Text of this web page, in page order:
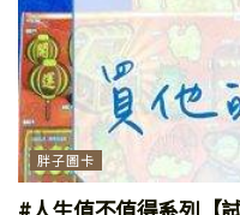
胖子圖卡